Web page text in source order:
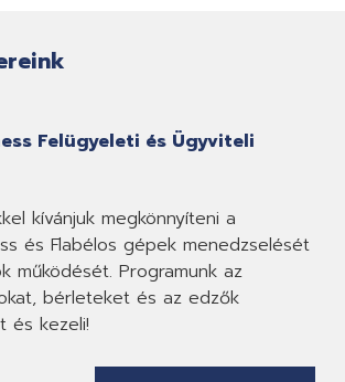
Felügyeleti és Ügyviteli
kívánjuk megkönnyíteni a
és Flabélos gépek menedzselését
működését. Programunk az
bérleteket és az edzők
és kezeli!